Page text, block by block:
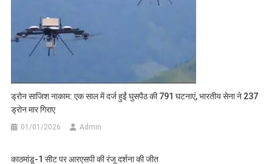
ड्रोन साजिश नाकाम: एक साल में दर्ज हुईं घुसपैठ की 791 घटनाएं, भारतीय सेना ने 237
ड्रोन मार गिराए
01/01/2026 Admin
काठमांडू-1 सीट पर आरएसपी की रंजू दर्शना की जीत